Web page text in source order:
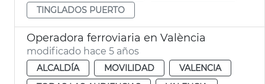
TINGLADOS PUERTO
Operadora ferroviaria en València
modificado hace 5 años
ALCALDÍA MOVILIDAD
VALENCIA